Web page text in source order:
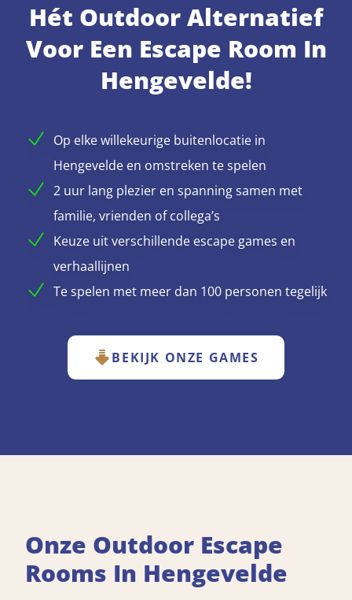
Hét Outdoor Alternatief
Voor Een Escape Room In
Hengevelde!
Op elke willekeurige buitenlocatie in
Hengevelde en omstreken te spelen
2 uur lang plezier en spanning samen met
familie, vrienden of collega’s
Keuze uit verschillende escape games en
verhaallijnen
Te spelen met meer dan 100 personen tegelijk
BEKIJK ONZE GAMES
Onze Outdoor Escape
Rooms In Hengevelde